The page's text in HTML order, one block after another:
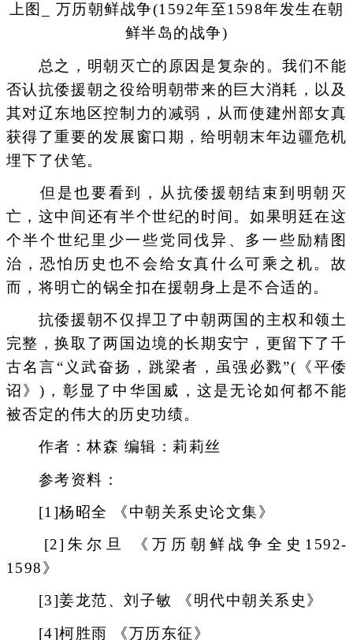
上图_ 万历朝鲜战争(1592年至1598年发生在朝
鲜半岛的战争)
总之，明朝灭亡的原因是复杂的。我们不能
否认抗倭援朝之役给明朝带来的巨大消耗，以及
其对辽东地区控制力的减弱，从而使建州部女真
获得了重要的发展窗口期，给明朝末年边疆危机
埋下了伏笔。
但是也要看到，从抗倭援朝结束到明朝灭
亡，这中间还有半个世纪的时间。如果明廷在这
个半个世纪里少一些党同伐异、多一些励精图
治，恐怕历史也不会给女真什么可乘之机。故
而，将明亡的锅全扣在援朝身上是不合适的。
抗倭援朝不仅捍卫了中朝两国的主权和领土
完整，换取了两国边境的长期安宁，更留下了千
古名言“义武奋扬，跳梁者，虽强必戮”(《平倭
诏》)，彰显了中华国威，这是无论如何都不能
被否定的伟大的历史功绩。
作者：林森 编辑：莉莉丝
参考资料：
[1]杨昭全 《中朝关系史论文集》
[2]朱尔旦 《万历朝鲜战争全史1592-
1598》
[3]姜龙范、刘子敏 《明代中朝关系史》
[4]柯胜雨 《万历东征》